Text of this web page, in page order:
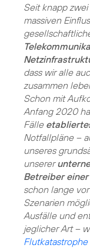
Seit knapp
massiven
dass wir alle
zusammen
Schon mit
Anfang 2020
Fälle
Notfallpläne –
unseres
unserer
Betreiber
schon lange
Szenarien
Ausfälle und
jeglicher Art –